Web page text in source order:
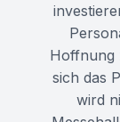
Hoffnung
sich das
wird